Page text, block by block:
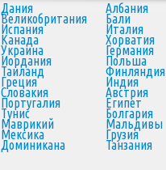
Дания Албания
Великобритания Бали
Испания Италия
Канада Хорватия
Украина Германия
Иордания Польша
Таиланд Финляндия
Греция Индия
Словакия Австрия
Португалия Египет
Тунис Болгария
Маврикий Мальдивы
Мексика Грузия
Доминикана Танзания